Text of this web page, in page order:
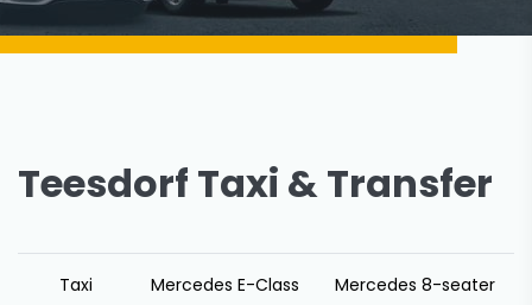
Teesdorf Taxi & Transfer
Taxi
Mercedes E-Class
Mercedes 8-seater